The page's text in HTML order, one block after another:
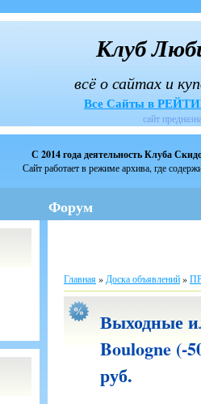
Клуб
всё о сайтах и
Все Сайты в
сайт
С 2014 года деятельность Клуба
Сайт работает в режиме архива, где
Форум
Главная» Доска объявлений»
Выходные
Boulogne (-
руб.